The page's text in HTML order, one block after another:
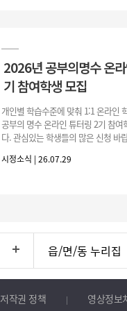
2026년 공부의명수 온
기 참여학생 모집
개인별 학습수준에 맞춰 1:1 온라인
공부의 명수 온라인 튜터링 2기 참여
다. 관심있는 학생들의 많은 신청 바
시정소식 | 26.07.29
읍/면/동 누리집
저작권 정책 영상정보